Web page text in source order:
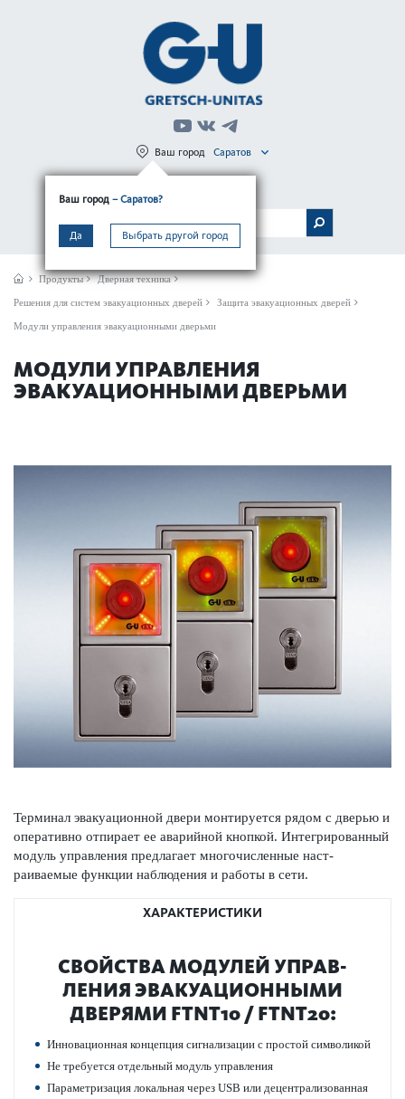
Ваш город – Саратов?
Да Выбрать другой город
Ваш город Саратов
МЕНЮ
Продукты Дверная техника
Решения для систем эвакуационных дверей Защита эвакуационных дверей
Модули управления эвакуационными дверьми
МОДУЛИ УПРАВЛЕНИЯ
ЭВАКУАЦИОННЫМИ ДВЕРЬМИ
Терминал эвакуацио­нной двери монтируется рядом с дверью и
оперативно отпирает ее авар­ийной кнопкой. Интегриро­ванный
модуль управ­ления предлагает многочис­ленные наст­
раиваемые функции наблюдения и работы в сети.
ХАРАКТЕРИСТИКИ
СВОЙСТВА МОДУЛЕЙ УПРАВ­
ЛЕНИЯ ЭВАКУАЦИО­ННЫМИ
ДВЕРЯМИ FTNT10 / FTNT20:
Инно­вацио­нная концепция сигнал­изации с простой символикой
Не требуется отдельный модуль управ­ления
Параметризация локальная через USB или децентрал­и­з­ованная